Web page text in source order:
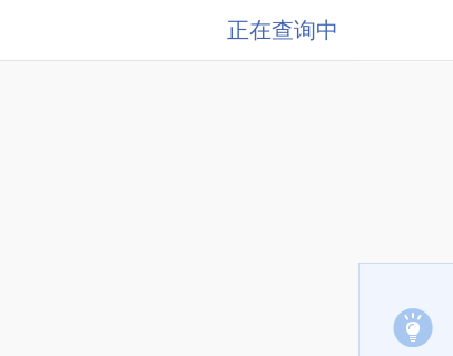
正在查询中